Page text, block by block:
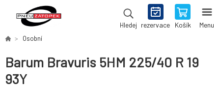
Hledej rezervace Košík Menu
Osobní
Barum Bravuris 5HM 225/40 R 19
93Y